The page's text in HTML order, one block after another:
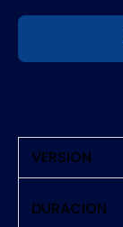
PLANTS
ZOMBIES
PS5
VERSION
DURACION